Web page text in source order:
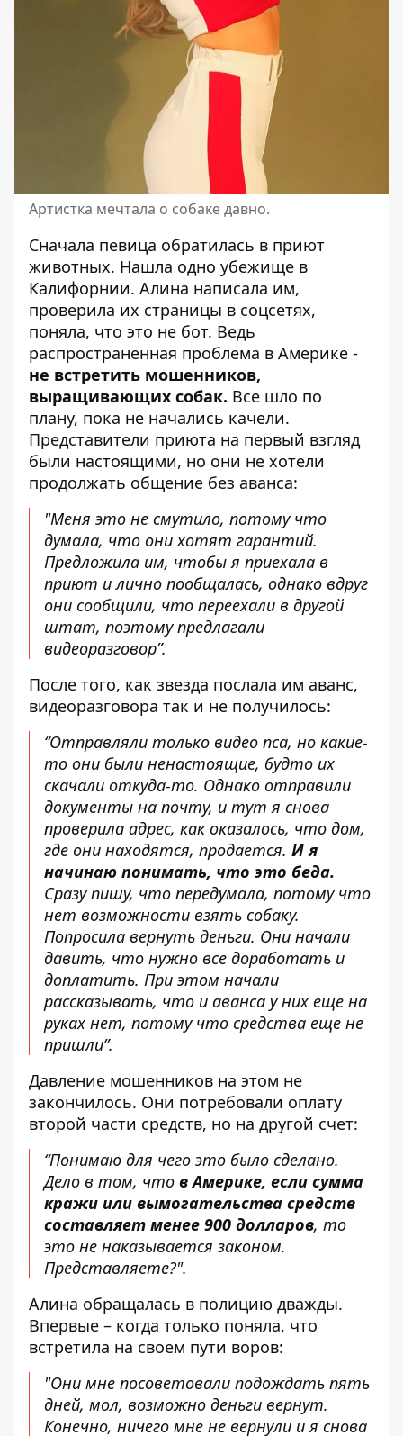
Артистка мечтала о собаке давно.
Сначала певица обратилась в приют
животных. Нашла одно убежище в
Калифорнии. Алина написала им,
проверила их страницы в соцсетях,
поняла, что это не бот. Ведь
распространенная проблема в Америке -
не встретить мошенников,
выращивающих собак. Все шло по
плану, пока не начались качели.
Представители приюта на первый взгляд
были настоящими, но они не хотели
продолжать общение без аванса:
"Меня это не смутило, потому что
думала, что они хотят гарантий.
Предложила им, чтобы я приехала в
приют и лично пообщалась, однако вдруг
они сообщили, что переехали в другой
штат, поэтому предлагали
видеоразговор”.
После того, как звезда послала им аванс,
видеоразговора так и не получилось:
“Отправляли только видео пса, но какие-
то они были ненастоящие, будто их
скачали откуда-то. Однако отправили
документы на почту, и тут я снова
проверила адрес, как оказалось, что дом,
где они находятся, продается. И я
начинаю понимать, что это беда.
Сразу пишу, что передумала, потому что
нет возможности взять собаку.
Попросила вернуть деньги. Они начали
давить, что нужно все доработать и
доплатить. При этом начали
рассказывать, что и аванса у них еще на
руках нет, потому что средства еще не
пришли”.
Давление мошенников на этом не
закончилось. Они потребовали оплату
второй части средств, но на другой счет:
“Понимаю для чего это было сделано.
Дело в том, что в Америке, если сумма
кражи или вымогательства средств
составляет менее 900 долларов, то
это не наказывается законом.
Представляете?".
Алина обращалась в полицию дважды.
Впервые – когда только поняла, что
встретила на своем пути воров:
"Они мне посоветовали подождать пять
дней, мол, возможно деньги вернут.
Конечно, ничего мне не вернули и я снова